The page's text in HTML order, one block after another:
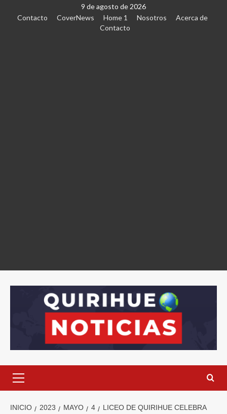
9 de agosto de 2026
Contacto
CoverNews Home 1 Nosotros
Acerca de
Contacto
INICIO 2023 MAYO 4
LICEO DE QUIRIHUE CELEBRA